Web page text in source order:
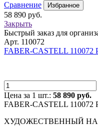
Сравнение
Избранное
58 890 руб.
Закрыть
Быстрый заказ для
Арт. 110072
FABER-CASTELL
Цена за 1 шт.: 58 890 руб.
FABER-CASTELL
ХУДОЖЕСТВЕННЫЙ